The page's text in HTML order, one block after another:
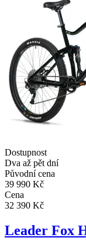
Dostupnost
Dva až pět dní
Původní cena
39 990 Kč
Cena
32 390 Kč
Leader Fox